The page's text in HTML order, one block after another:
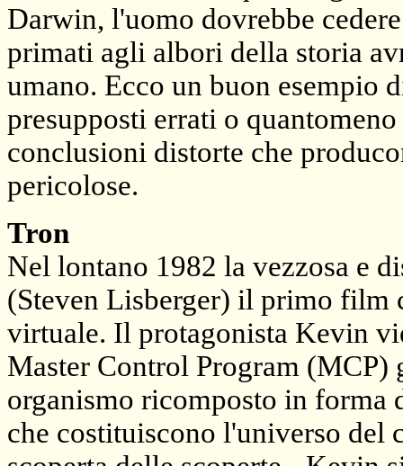
Darwin, l'uomo dovrebbe
primati agli albori della storia
umano. Ecco un buon esempio
presupposti errati o
conclusioni distorte che
pericolose.
Tron
Nel lontano 1982 la vezzosa e
(Steven Lisberger) il primo film
virtuale. Il protagonista Kevin
Master Control Program (MCP)
organismo ricomposto in
che costituiscono l'universo del